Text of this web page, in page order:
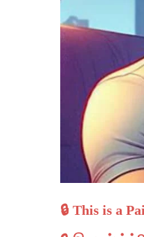
🔒 This is a